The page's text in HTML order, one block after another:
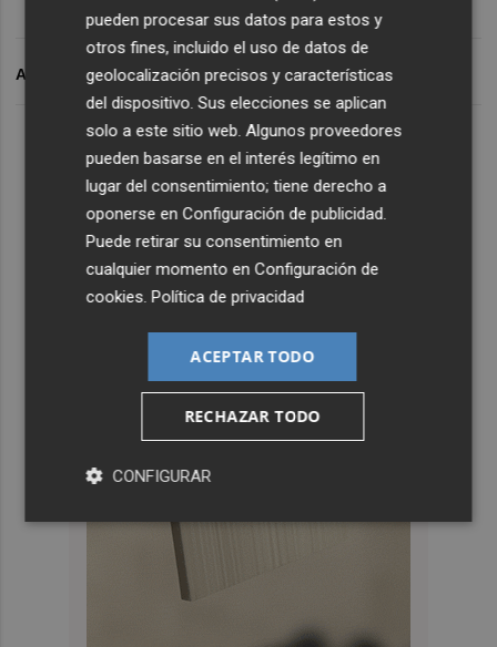
ARCHIVADO EN
pueden procesar sus datos para estos y
otros fines, incluido el uso de datos de
geolocalización precisos y características
del dispositivo. Sus elecciones se aplican
solo a este sitio web. Algunos proveedores
pueden basarse en el interés legítimo en
lugar del consentimiento; tiene derecho a
oponerse enConfiguración de publicidad.
Puede retirar su consentimiento en
cualquier momento enConfiguración de
cookies.Política de privacidad
ACEPTAR TODO
RECHAZAR TODO
CONFIGURAR